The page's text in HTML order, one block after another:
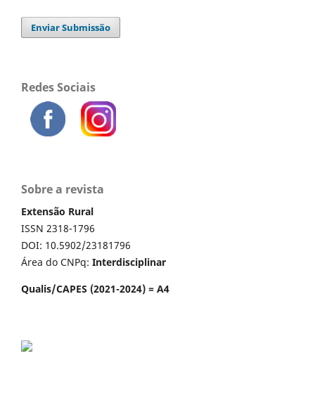
Enviar Submissão
Redes Sociais
Sobre a revista
Extensão Rural
ISSN 2318-1796
DOI: 10.5902/23181796
Área do CNPq: Interdisciplinar
Qualis/CAPES (2021-2024) = A4